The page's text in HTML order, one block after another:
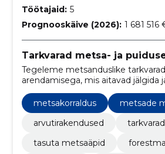
Töötajaid: 5
Prognooskäive (2026): 1 681 516
Tarkvarad metsa- ja
Tegeleme metsanduslike
arendamisega, mis aitavad jälgida
Baltikumis.
metsakorraldus
metsade
arvutirakendused
tarkvarad
tasuta metsaäpid